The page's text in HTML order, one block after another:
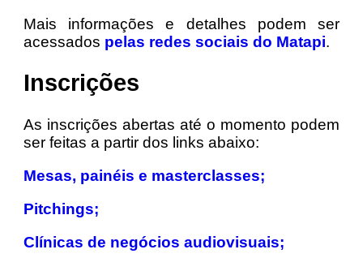
Mais informações e detalhes podem ser
acessados pelas redes sociais do Matapi.
Inscrições
As inscrições abertas até o momento podem
ser feitas a partir dos links abaixo:
Mesas, painéis e masterclasses;
Pitchings;
Clínicas de negócios audiovisuais;